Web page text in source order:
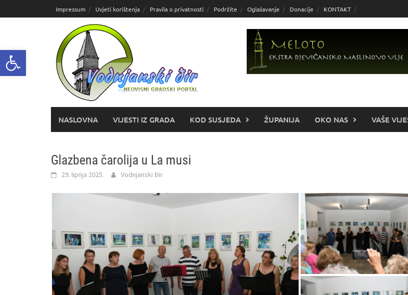
Open toolbar
do
Impressum Uvjeti korištenja Pravila o privatnosti Podržite Oglašavanje Donacije KONTAKT
NASLOVNA VIJESTI IZ GRADA KOD SUSJEDA ŽUPANIJA OKO NAS VAŠE
Glazbena čarolija u La musi
29. lipnja 2025. Vodnjanski Đir